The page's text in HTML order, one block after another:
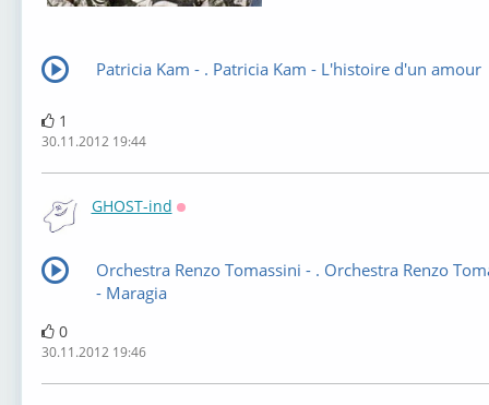
Patricia Kam - . Patricia Kam - L'histoire d'un amour
1
30.11.2012 19:44
GHOST-ind
Orchestra Renzo Tomassini - . Orchestra Renzo
- Maragia
0
30.11.2012 19:46